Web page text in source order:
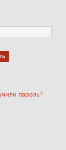
пароль?